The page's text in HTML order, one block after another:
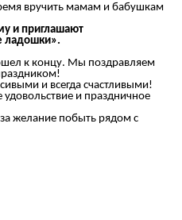
вручить мамам и бабушкам
и приглашают
ладошки».
к концу. Мы поздравляем
и всегда счастливыми!
удовольствие и праздничное
желание побыть рядом с
на чаепитие.